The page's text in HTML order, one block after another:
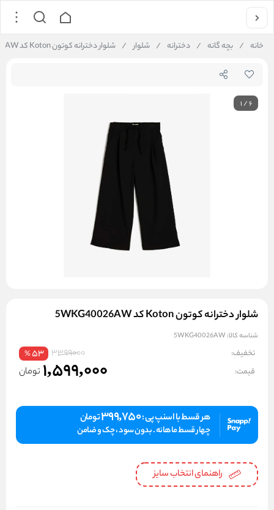
خانه / بچه گانه / دخترانه / شلوار / شلوار دخترانه کوتون Koton کد 5WKG40026AW
1/6
شلوار دخترانه کوتون Koton کد 5WKG40026AW
شناسه کالا: 5WKG40026AW
تخفیف: 3399000
53
%
قیمت: 1,599,000 تومان
هر قسط با اسنپ پی :399,750تومان
چهار قسط ماهانه . بدون سود ، چک و ضامن
راهنمای انتخاب سایز